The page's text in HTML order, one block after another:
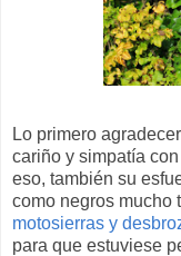
Lo primero
cariño y simpatía
eso, también su
como negros mucho
motosierras y
para que estuviese